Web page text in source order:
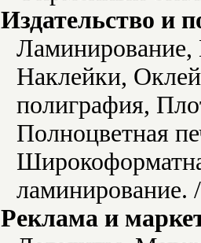
Издательство и
Наклейки,
полиграфия,
Полноцветная
ламинирование.
Реклама и